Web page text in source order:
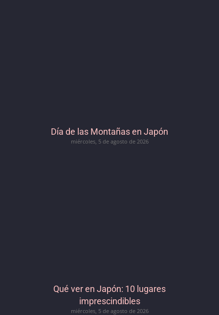
Día de las Montañas en Japón
miércoles, 5 de agosto de 2026
Qué ver en Japón: 10 lugares
imprescindibles
miércoles, 5 de agosto de 2026